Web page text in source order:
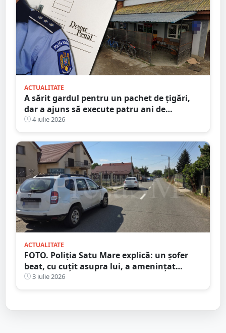
ACTUALITATE
A sărit gardul pentru un pachet de țigări,
dar a ajuns să execute patru ani de
închisoare
4 iulie 2026
ACTUALITATE
FOTO. Poliția Satu Mare explică: un șofer
beat, cu cuțit asupra lui, a amenințat
polițiștii. Trupele speciale l-au imobilizat
3 iulie 2026